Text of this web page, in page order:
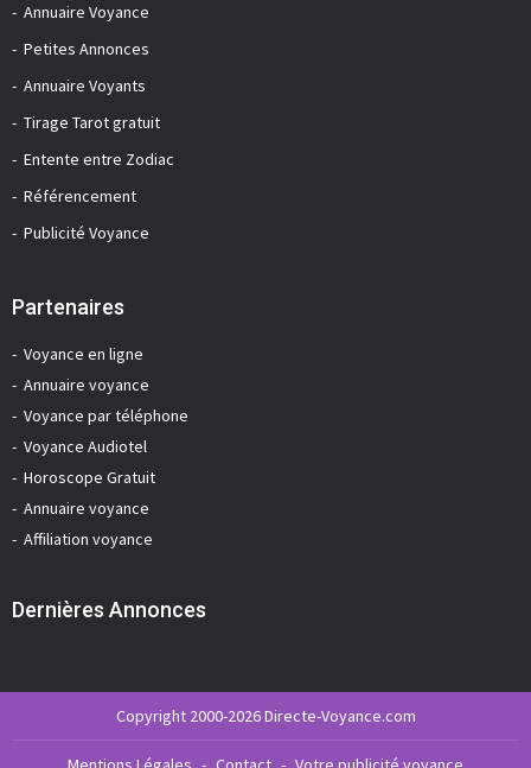
Annuaire Voyance
Petites Annonces
Annuaire Voyants
Tirage Tarot gratuit
Entente entre Zodiac
Référencement
Publicité Voyance
Partenaires
Voyance en ligne
Annuaire voyance
Voyance par téléphone
Voyance Audiotel
Horoscope Gratuit
Annuaire voyance
Affiliation voyance
Dernières Annonces
Copyright 2000-2026 Directe-Voyance.com